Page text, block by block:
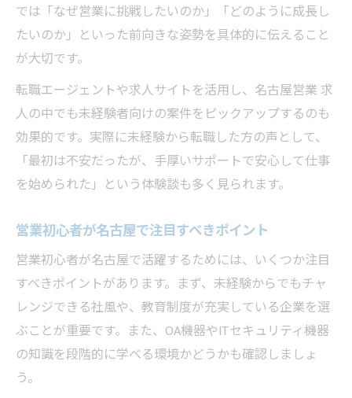
では「なぜ営業に挑戦したいのか」「どのように成長し
たいのか」といった前向きな姿勢を具体的に伝えること
が大切です。
転職エージェントや求人サイトを活用し、名古屋営業 求
人の中でも未経験者向けの案件をピックアップするのも
効果的です。実際に未経験から転職した方の声として、
「最初は不安だったが、手厚いサポートで安心して仕事
を始められた」という体験談も多く見られます。
営業初心者が名古屋で注目すべきポイント
営業初心者が名古屋で活躍するためには、いくつか注目
すべきポイントがあります。まず、未経験からでもチャ
レンジできる社風や、教育制度が充実している企業を選
ぶことが重要です。また、OA機器やITセキュリティ機器
の知識を段階的に学べる環境かどうかも確認しましょ
う。